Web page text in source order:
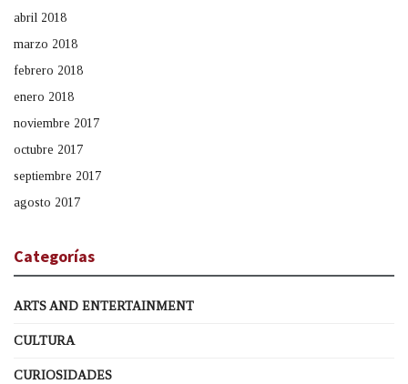
abril 2018
marzo 2018
febrero 2018
enero 2018
noviembre 2017
octubre 2017
septiembre 2017
agosto 2017
Categorías
ARTS AND ENTERTAINMENT
CULTURA
CURIOSIDADES